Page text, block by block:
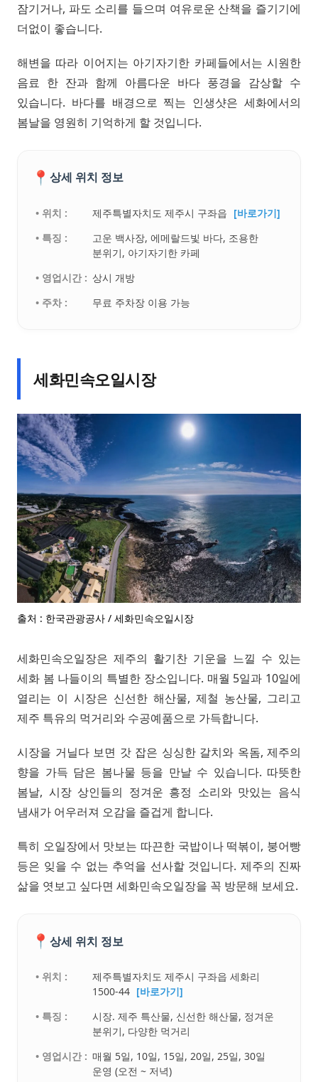
잠기거나, 파도 소리를 들으며 여유로운 산책을 즐기기에
더없이 좋습니다.
해변을 따라 이어지는 아기자기한 카페들에서는 시원한
음료 한 잔과 함께 아름다운 바다 풍경을 감상할 수
있습니다. 바다를 배경으로 찍는 인생샷은 세화에서의
봄날을 영원히 기억하게 할 것입니다.
📍 상세 위치 정보
• 위치 : 제주특별자치도 제주시 구좌읍 [바로가기]
• 특징 :
고운 백사장, 에메랄드빛 바다, 조용한
분위기, 아기자기한 카페
• 영업시간 : 상시 개방
• 주차 :
무료 주차장 이용 가능
세화민속오일시장
출처 : 한국관광공사 / 세화민속오일시장
세화민속오일장은 제주의 활기찬 기운을 느낄 수 있는
세화 봄 나들이의 특별한 장소입니다. 매월 5일과 10일에
열리는 이 시장은 신선한 해산물, 제철 농산물, 그리고
제주 특유의 먹거리와 수공예품으로 가득합니다.
시장을 거닐다 보면 갓 잡은 싱싱한 갈치와 옥돔, 제주의
향을 가득 담은 봄나물 등을 만날 수 있습니다. 따뜻한
봄날, 시장 상인들의 정겨운 흥정 소리와 맛있는 음식
냄새가 어우러져 오감을 즐겁게 합니다.
특히 오일장에서 맛보는 따끈한 국밥이나 떡볶이, 붕어빵
등은 잊을 수 없는 추억을 선사할 것입니다. 제주의 진짜
삶을 엿보고 싶다면 세화민속오일장을 꼭 방문해 보세요.
📍 상세 위치 정보
• 위치 :
제주특별자치도 제주시 구좌읍 세화리
1500-44 [바로가기]
• 특징 :
시장. 제주 특산물, 신선한 해산물, 정겨운
분위기, 다양한 먹거리
• 영업시간 : 매월 5일, 10일, 15일, 20일, 25일, 30일
운영 (오전 ~ 저녁)